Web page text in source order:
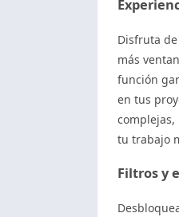
Disfruta
más
función
en tus
tu trabajo
Filtros y